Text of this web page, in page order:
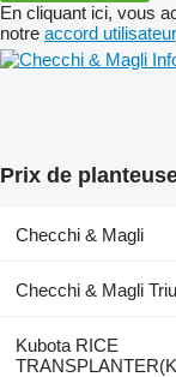
En cliquant ici, vous
notre accord utilisateur
Prix de
Checchi & Magli
Checchi & Magli
Kubota RICE